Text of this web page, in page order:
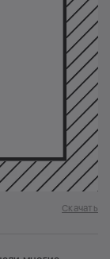
Скачать